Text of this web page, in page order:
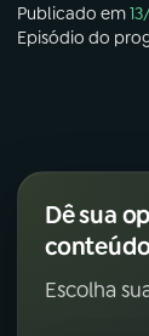
Publicado em
Episódio do
Dê sua
Escolha